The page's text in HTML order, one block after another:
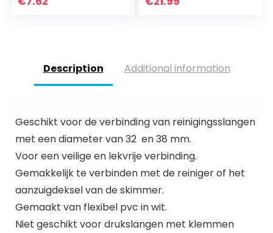
Description Additional information
Geschikt voor de verbinding van reinigingsslangen
met een diameter van 32 ​​​​ en 38 mm.
Voor een veilige en lekvrije verbinding.
Gemakkelijk te verbinden met de reiniger of het
aanzuigdeksel van de skimmer.
Gemaakt van flexibel pvc in wit.
Niet geschikt voor drukslangen met klemmen